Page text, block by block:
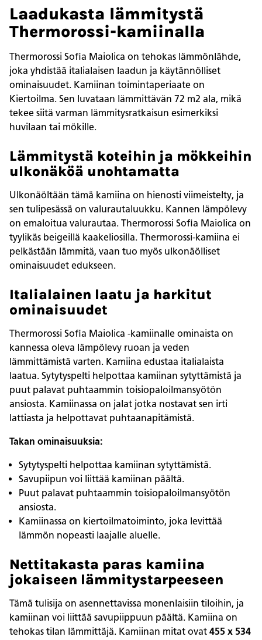
Laadukasta lämmitystä
Thermorossi-kamiinalla
Thermorossi Sofia Maiolica on tehokas lämmönlähde,
joka yhdistää italialaisen laadun ja käytännölliset
ominaisuudet. Kamiinan toimintaperiaate on
Kiertoilma. Sen luvataan lämmittävän 72 m2 ala, mikä
tekee siitä varman lämmitysratkaisun esimerkiksi
huvilaan tai mökille.
Lämmitystä koteihin ja mökkeihin
ulkonäköä unohtamatta
Ulkonäöltään tämä kamiina on hienosti viimeistelty, ja
sen tulipesässä on valurautaluukku. Kannen lämpölevy
on emaloitua valurautaa. Thermorossi Sofia Maiolica on
tyylikäs beigeillä kaakeliosilla. Thermorossi-kamiina ei
pelkästään lämmitä, vaan tuo myös ulkonäölliset
ominaisuudet edukseen.
Italialainen laatu ja harkitut
ominaisuudet
Thermorossi Sofia Maiolica -kamiinalle ominaista on
kannessa oleva lämpölevy ruoan ja veden
lämmittämistä varten. Kamiina edustaa italialaista
laatua. Sytytyspelti helpottaa kamiinan sytyttämistä ja
puut palavat puhtaammin toisiopaloilmansyötön
ansiosta. Kamiinassa on jalat jotka nostavat sen irti
lattiasta ja helpottavat puhtaanapitämistä.
Takan ominaisuuksia:
Sytytyspelti helpottaa kamiinan sytyttämistä.
Savupiipun voi liittää kamiinan päältä.
Puut palavat puhtaammin toisiopaloilmansyötön
ansiosta.
Kamiinassa on kiertoilmatoiminto, joka levittää
lämmön nopeasti laajalle aluelle.
Nettitakasta paras kamiina
jokaiseen lämmitystarpeeseen
Tämä tulisija on asennettavissa monenlaisiin tiloihin, ja
kamiinan voi liittää savupiippuun päältä. Kamiina on
tehokas tilan lämmittäjä. Kamiinan mitat ovat 455 x 534